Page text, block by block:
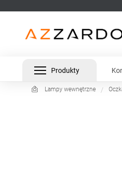
Produkty
Lampy wewnętrzne